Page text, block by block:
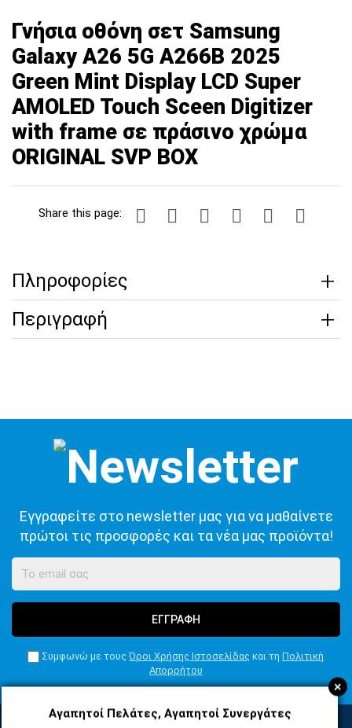
+
Αγαπητοί Πελάτες, Αγαπητοί Συνεργάτες
Γνήσια οθόνη σετ Samsung
Galaxy A26 5G A266B 2025
Green Mint Display LCD Super
AMOLED Touch Sceen Digitizer
with frame σε πράσινο χρώμα
ORIGINAL SVP BOX
Share this page:
Πληροφορίες
Περιγραφή
Εγγραφείτε στο newsletter μας για να μαθαίνετε
πρώτοι τις προσφορές και τα νέα μας προϊόντα!
ΕΓΓΡΑΦΗ
Συμφωνώ με τους Όροι Χρήσης Ιστοσελίδας και τη Πολιτική
Απορρήτου